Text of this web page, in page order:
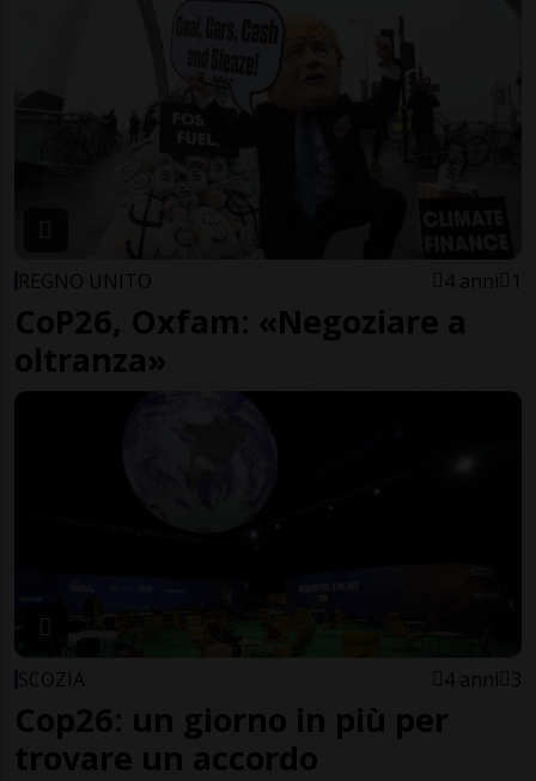
REGNO UNITO 4 anni 1
CoP26, Oxfam: «Negoziare a
oltranza»
SCOZIA 4 anni 3
Cop26: un giorno in più per
trovare un accordo